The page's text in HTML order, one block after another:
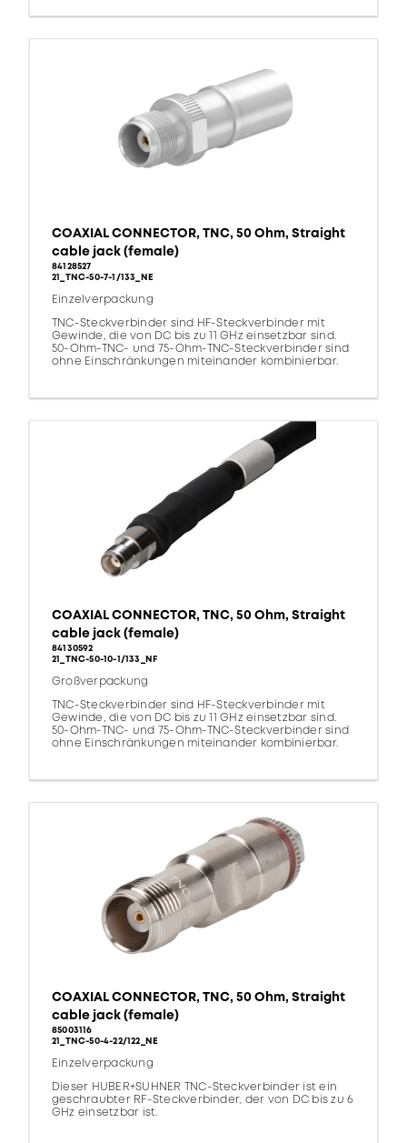
COAXIAL CONNECTOR, TNC, 50 Ohm, Straight
cable jack (female)
84128527
21_TNC-50-7-1/133_NE
Einzelverpackung
TNC-Steckverbinder sind HF-Steckverbinder mit
Gewinde, die von DC bis zu 11 GHz einsetzbar sind.
50-Ohm-TNC- und 75-Ohm-TNC-Steckverbinder sind
ohne Einschränkungen miteinander kombinierbar.
COAXIAL CONNECTOR, TNC, 50 Ohm, Straight
cable jack (female)
84130592
21_TNC-50-10-1/133_NF
Großverpackung
TNC-Steckverbinder sind HF-Steckverbinder mit
Gewinde, die von DC bis zu 11 GHz einsetzbar sind.
50-Ohm-TNC- und 75-Ohm-TNC-Steckverbinder sind
ohne Einschränkungen miteinander kombinierbar.
COAXIAL CONNECTOR, TNC, 50 Ohm, Straight
cable jack (female)
85003116
21_TNC-50-4-22/122_NE
Einzelverpackung
Dieser HUBER+SUHNER TNC-Steckverbinder ist ein
geschraubter RF-Steckverbinder, der von DC bis zu 6
GHz einsetzbar ist.